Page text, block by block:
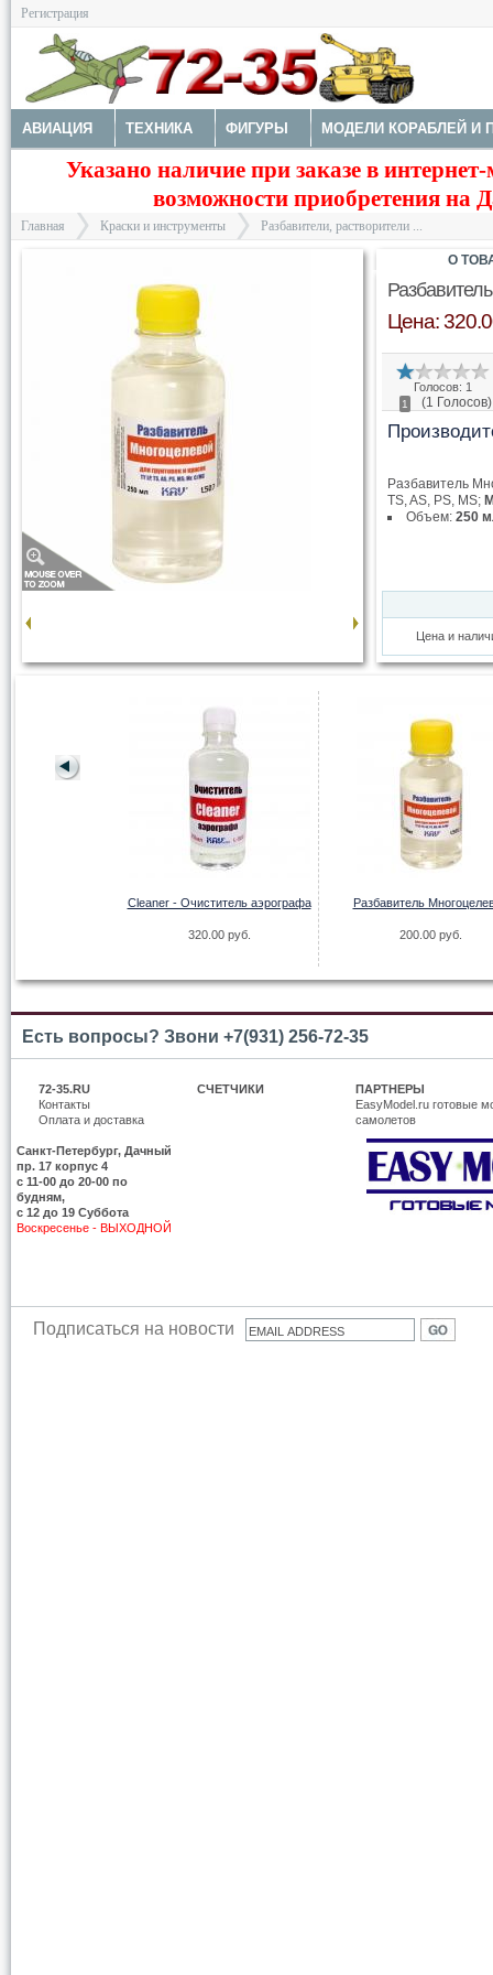
Регистрация
АВИАЦИЯ ТЕХНИКА ФИГУРЫ МОДЕЛИ КОРАБЛЕЙ И
ДОПОЛНЕНИЯ КРАСКИ И ИНСТРУМЕНТЫ PACIFIC88 AERO
РАБОЧЕЕ ПРОСТРАНСТВО МОДЕЛИСТА
АКРИЛОВЫЕ КРАСКИ TAMIYA
СПРЕИ (БАЛЛОНЧИКИ)
КОВРИКИ ДЛЯ РЕЗКИ МЕХАНИЧЕСКАЯ
ХРАНЕНИЕ - БАНОЧКИ, КОРОБОЧКИ
Указано наличие при заказе в
возможности приобретения на
Главная Краски и инструменты Разбавители, растворители ...
Цена:
Голосов: 1
1 (1 Голосов)
Разбавитель
TS, AS, PS, MS;
Объем:250
Цена и
О
Cleaner - Очиститель аэрографа
320.00 руб.
Разбавитель
200.00 руб.
Есть вопросы? Звони +7(931) 256-72-35
72-35.RU
Контакты
Оплата и доставка
Санкт-Петербург, Дачный
пр. 17 корпус 4
c 11-00 до 20-00 по
будням,
с 12 до 19 Суббота
Воскресенье - ВЫХОДНОЙ
СЧЕТЧИКИ
ПАРТНЕРЫ
EasyModel.ru готовые
самолетов
Подписаться на новости